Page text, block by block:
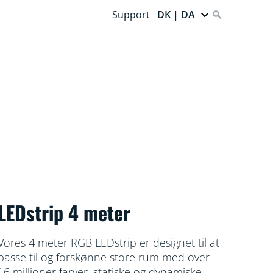
Support DK | DA
4 meter
4 meter RGB LEDstrip er designet til at
til og forskønne store rum med over